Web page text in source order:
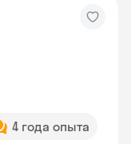
4 года опыта